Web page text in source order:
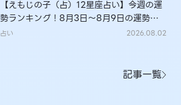
【えもじの子（占）12星座占い】今週の運
勢ランキング！8月3日～8月9日の運勢
は？
占い 2026.08.02
記事一覧